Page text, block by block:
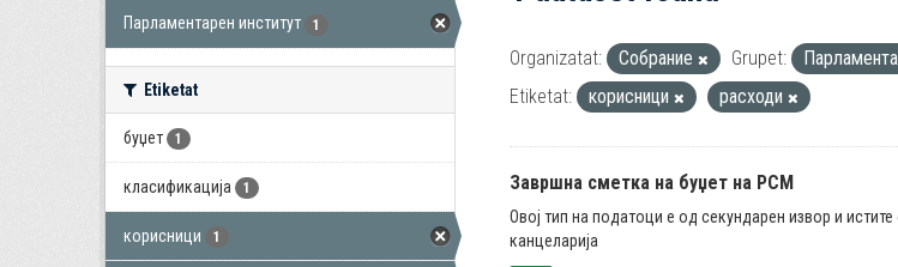
Парламентарен институт 1
Etiketat
буџет 1
класификација 1
корисници 1
Organizatat: Собрание Grupet:
Etiketat:
корисници расходи
Завршна сметка на буџет на РСМ
Овој тип на податоци е од секундарен извор и
канцеларија